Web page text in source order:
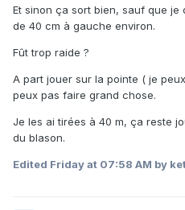
Et sinon ça sort bien, sauf que
de 40 cm à gauche environ.
Fût trop raide ?
A part jouer sur la pointe ( je
peux pas faire grand chose.
Je les ai tirées à 40 m, ça reste
du blason.
Edited Friday at 07:58 AM by